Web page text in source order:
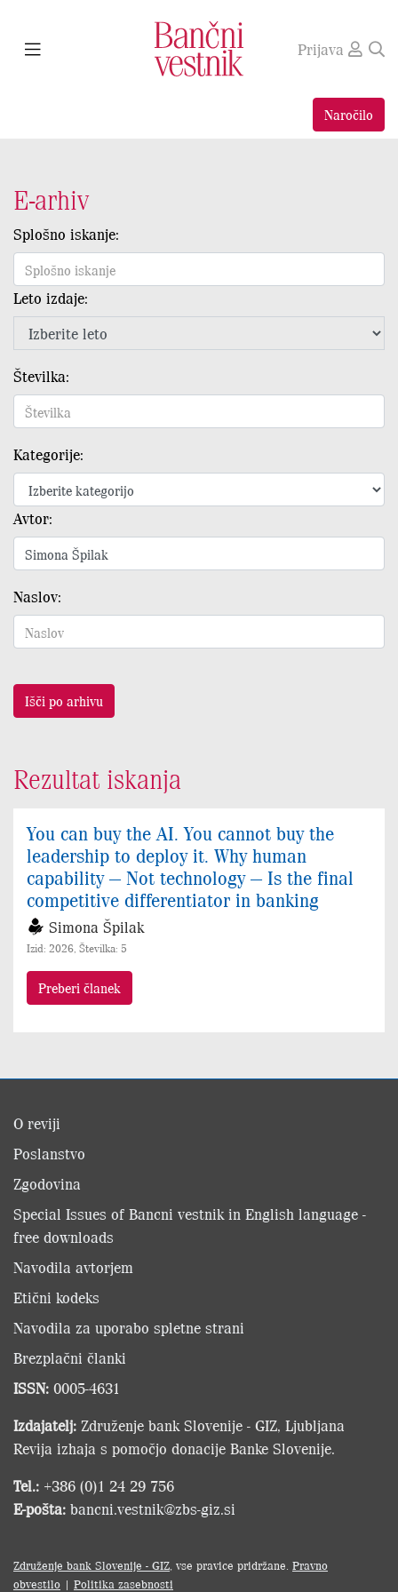
Prijava
Naročilo
E-arhiv
Splošno iskanje:
Leto izdaje:
Številka:
Kategorije:
Avtor:
Naslov:
Išči po arhivu
Rezultat iskanja
You can buy the AI. You cannot buy the
leadership to deploy it. Why human
capability — Not technology — Is the final
competitive differentiator in banking
Simona Špilak
Izid: 2026, Številka: 5
Preberi članek
O reviji
Poslanstvo
Zgodovina
Special Issues of Bancni vestnik in English language -
free downloads
Navodila avtorjem
Etični kodeks
Navodila za uporabo spletne strani
Brezplačni članki
ISSN: 0005-4631
Izdajatelj: Združenje bank Slovenije - GIZ, Ljubljana
Revija izhaja s pomočjo donacije Banke Slovenije.
Tel.: +386 (0)1 24 29 756
E-pošta: bancni.vestnik@zbs-giz.si
Združenje bank Slovenije - GIZ , vse pravice pridržane. Pravno
obvestilo | Politika zasebnosti